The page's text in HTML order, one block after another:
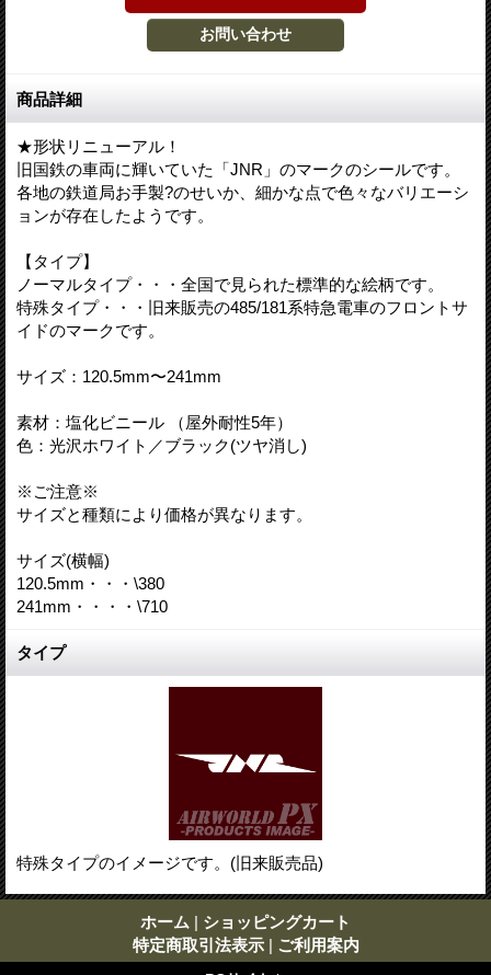
商品詳細
★形状リニューアル！
旧国鉄の車両に輝いていた「JNR」のマークのシールです。
各地の鉄道局お手製?のせいか、細かな点で色々なバリエーシ
ョンが存在したようです。
【タイプ】
ノーマルタイプ・・・全国で見られた標準的な絵柄です。
特殊タイプ・・・旧来販売の485/181系特急電車のフロントサ
イドのマークです。
サイズ：120.5mm〜241mm
素材：塩化ビニール （屋外耐性5年）
色：光沢ホワイト／ブラック(ツヤ消し)
※ご注意※
サイズと種類により価格が異なります。
サイズ(横幅)
120.5mm・・・\380
241mm・・・・\710
タイプ
特殊タイプのイメージです。(旧来販売品)
ホーム | ショッピングカート
特定商取引法表示 | ご利用案内